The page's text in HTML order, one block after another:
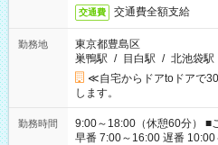
交通費 交通費全額支給
勤務地
東京都豊島区
巣鴨駅 / 目白駅 / 北池袋駅
≪自宅からドアtoドアで
します。
勤務時間
9:00～18:00（休憩60分） ■ご希望があれば下記シフトもOK！
早番 7:00～16:00 遅番 10:00～